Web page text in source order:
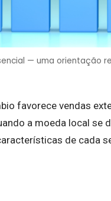
— uma orientação
favorece vendas
a moeda local se
de cada